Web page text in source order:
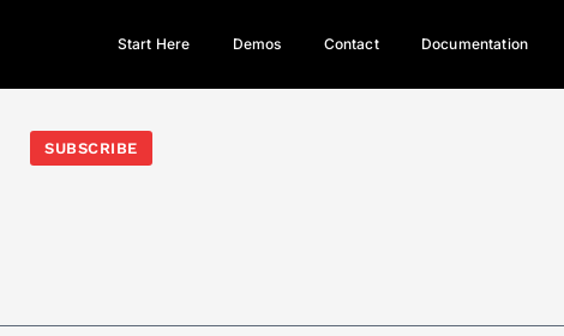
今日熱門新聞TOP3｜西拉雅族正式成第17個原住民族、立院電競
光電場回
Start Here Demos Contact Documentation
SUBSCRIBE